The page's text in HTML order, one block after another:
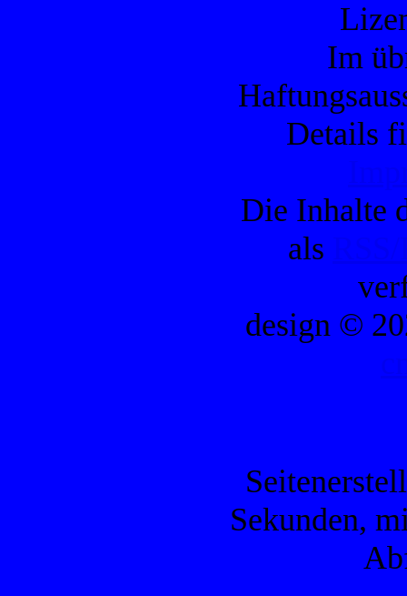
Im
Details
Die Inhalte
als
design ©
Sekunden,